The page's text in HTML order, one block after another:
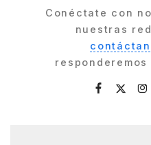
Conéctate con
nuestras